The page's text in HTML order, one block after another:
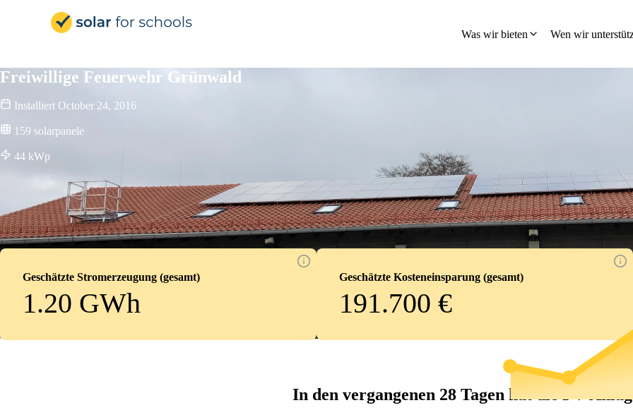
Was wir bieten
Wen wir
Freiwillige Feuerwehr Grünwald
Installiert October 24, 2016
159 solarpanele
44 kWp
Geschätzte Stromerzeugung (gesamt)
1.20 GWh
Geschätzte Kosteneinsparung (gesamt)
191.700 €
In den vergangenen 28 Tagen hat die PV-